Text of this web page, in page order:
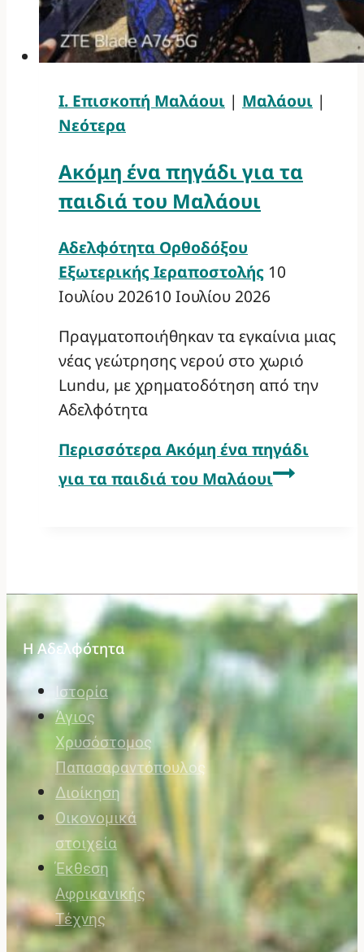
Ι. Επισκοπή Μαλάουι | Μαλάουι |
Νεότερα
Ακόμη ένα πηγάδι για τα
παιδιά του Μαλάουι
Αδελφότητα Ορθοδόξου
Εξωτερικής Ιεραποστολής 10
Ιουλίου 202610 Ιουλίου 2026
Πραγματοποιήθηκαν τα εγκαίνια μιας
νέας γεώτρησης νερού στο χωριό
Lundu, με χρηματοδότηση από την
Αδελφότητα
Περισσότερα Ακόμη ένα πηγάδι
για τα παιδιά του Μαλάουι
Η Αδελφότητα
Ιστορία
Άγιος
Χρυσόστομος
Παπασαραντόπουλος
Διοίκηση
Οικονομικά
στοιχεία
Έκθεση
Αφρικανικής
Τέχνης